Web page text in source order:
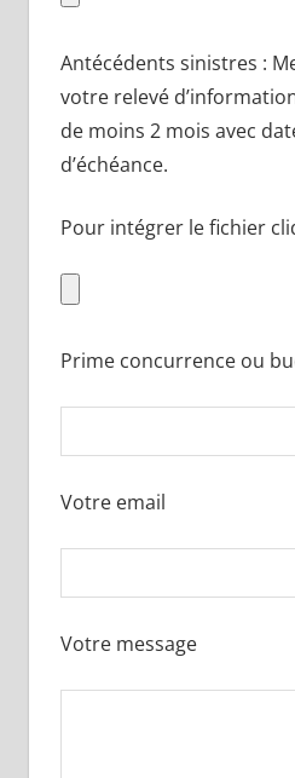
Antécédents sinistres :
votre relevé
de moins 2 mois avec
d’échéance.
Pour intégrer le fichier
Prime concurrence ou
Votre email
Votre message